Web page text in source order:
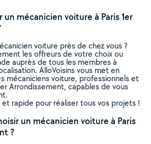
mécanicien voiture à Paris 1er
voiture près de chez vous ?
les offreurs de votre choix ou
auprès de tous les membres à
AlloVoisins vous met en
mécaniciens voiture, professionnels et
Arrondissement, capables de vous
et rapide pour réaliser tous vos projets !
un mécanicien voiture à Paris
?